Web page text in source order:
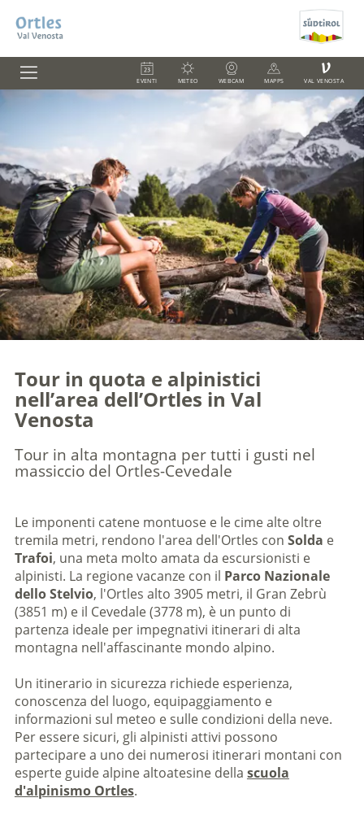
EVENTI METEO WEBCAM MAPPS
V
VAL VENOSTA
Tour in quota e alpinistici
nell’area dell’Ortles in Val
Venosta
Tour in alta montagna per tutti i gusti nel
massiccio del Ortles-Cevedale
Le imponenti catene montuose e le cime alte oltre
tremila metri, rendono l'area dell'Ortles con Solda e
Trafoi, una meta molto amata da escursionisti e
alpinisti. La regione vacanze con il Parco Nazionale
dello Stelvio, l'Ortles alto 3905 metri, il Gran Zebrù
(3851 m) e il Cevedale (3778 m), è un punto di
partenza ideale per impegnativi itinerari di alta
montagna nell'affascinante mondo alpino.
Un itinerario in sicurezza richiede esperienza,
conoscenza del luogo, equipaggiamento e
informazioni sul meteo e sulle condizioni della neve.
Per essere sicuri, gli alpinisti attivi possono
partecipare a uno dei numerosi itinerari montani con
esperte guide alpine altoatesine della scuola
d'alpinismo Ortles.